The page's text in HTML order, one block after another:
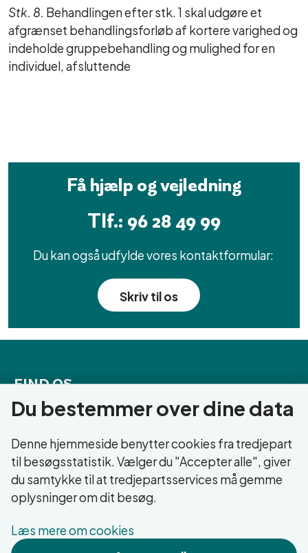
Stk. 8. Behandlingen efter stk. 1 skal udgøre et
afgrænset behandlingsforløb af kortere varighed og
indeholde gruppebehandling og mulighed for en
individuel, afsluttende
Få hjælp og vejledning
Tlf.: 96 28 49 99
Du kan også udfylde vores kontaktformular:
Skriv til os
FIND OS
Tietgensgade 5,
Tlf.:9628 4999
Mail:rusmiddelcenter@herning.dk
OM HJEMMESIDEN
Du bestemmer over dine data
Denne hjemmeside benytter cookies fra tredjepart
til besøgsstatistik. Vælger du "Accepter alle", giver
du samtykke til at tredjepartsservices må gemme
oplysninger om dit besøg.
Læs mere om cookies